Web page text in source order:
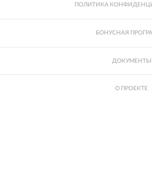
ПОЛИТИКА
БОНУСНАЯ
ДОКУМЕНТЫ
О ПРОЕКТЕ